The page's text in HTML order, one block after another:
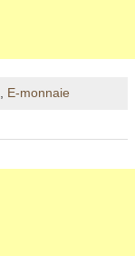
, E-monnaie